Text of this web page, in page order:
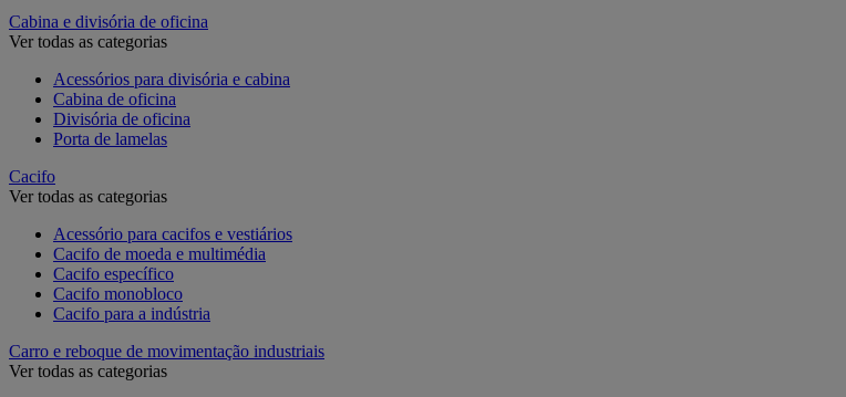
Cabina e divisória de oficina
Ver todas as categorias
Acessórios para divisória e cabina
Cabina de oficina
Divisória de oficina
Porta de lamelas
Cacifo
Ver todas as categorias
Acessório para cacifos e vestiários
Cacifo de moeda e multimédia
Cacifo específico
Cacifo monobloco
Cacifo para a indústria
Carro e reboque de movimentação industriais
Ver todas as categorias